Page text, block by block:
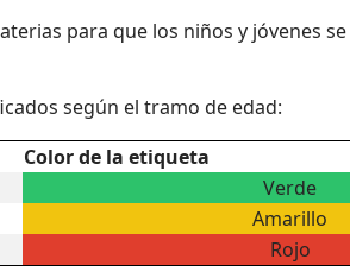
para que los niños y jóvenes
según el tramo de edad:
Color de la etiqueta
Verde
Amarillo
Rojo